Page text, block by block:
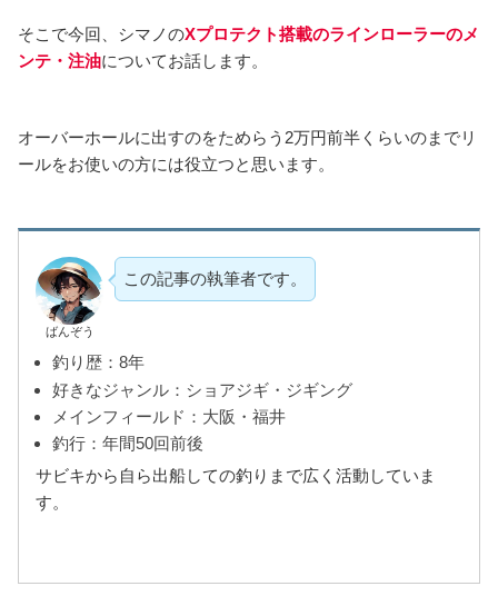
そこで今回、シマノのXプロテクト搭載のラインローラーのメ
ンテ・注油についてお話します。
オーバーホールに出すのをためらう2万円前半くらいのまでリ
ールをお使いの方には役立つと思います。
ばんぞう
この記事の執筆者です。
釣り歴：8年
好きなジャンル：ショアジギ・ジギング
メインフィールド：大阪・福井
釣行：年間50回前後
サビキから自ら出船しての釣りまで広く活動していま
す。